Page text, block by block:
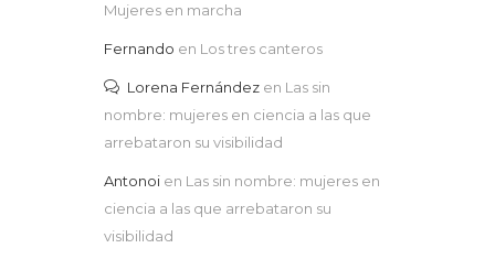
Mujeres en marcha
Fernando en Los tres canteros
Lorena Fernández en Las sin
nombre: mujeres en ciencia a las que
arrebataron su visibilidad
Antonoi en Las sin nombre: mujeres en
ciencia a las que arrebataron su
visibilidad